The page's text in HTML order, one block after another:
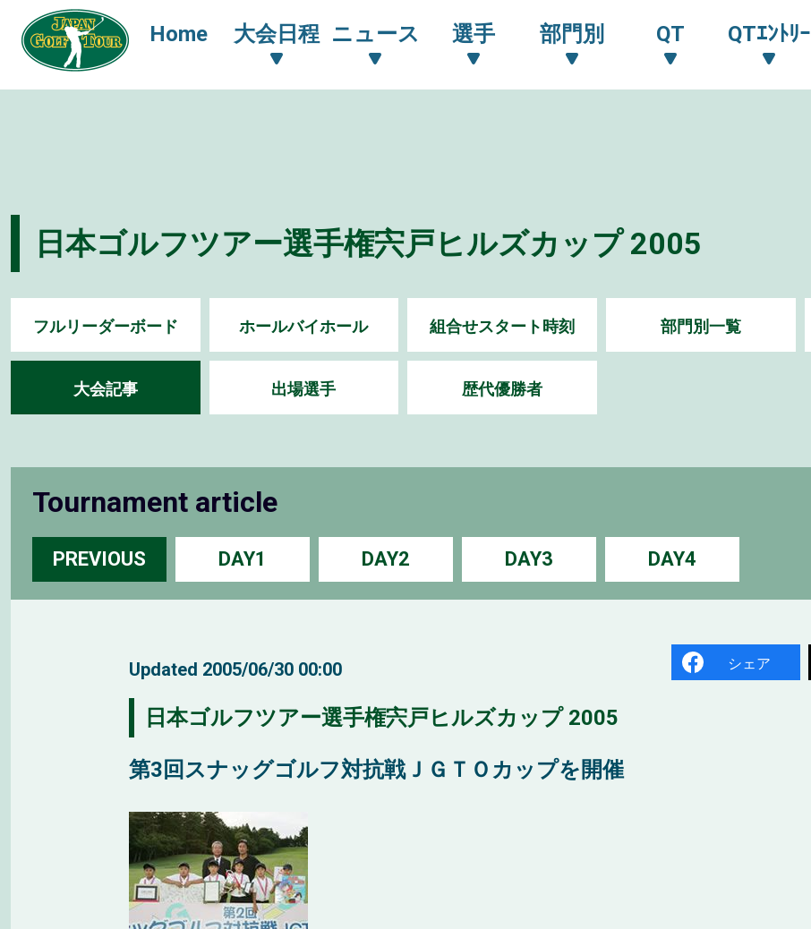
Home 大会日程 ニュース 選手 部門別 QT QTｴﾝﾄﾘｰ
日本ゴルフツアー選手権宍戸ヒルズカップ 2005
フルリーダーボード ホールバイホール 組合せスタート時刻 部門別一覧
大会記事 出場選手 歴代優勝者
Tournament article
PREVIOUS DAY1 DAY2 DAY3 DAY4
Updated 2005/06/30 00:00 シェア
日本ゴルフツアー選手権宍戸ヒルズカップ 2005
第3回スナッグゴルフ対抗戦ＪＧＴＯカップを開催